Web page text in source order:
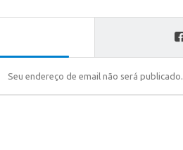
Seu endereço de email não será publicado.